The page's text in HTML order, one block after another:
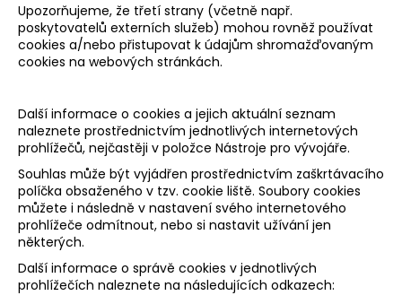
Upozorňujeme, že třetí strany (včetně např.
poskytovatelů externích služeb) mohou rovněž používat
cookies a/nebo přistupovat k údajům shromažďovaným
cookies na webových stránkách.
Další informace o cookies a jejich aktuální seznam
naleznete prostřednictvím jednotlivých internetových
prohlížečů, nejčastěji v položce Nástroje pro vývojáře.
Souhlas může být vyjádřen prostřednictvím zaškrtávacího
políčka obsaženého v tzv. cookie liště. Soubory cookies
můžete i následně v nastavení svého internetového
prohlížeče odmítnout, nebo si nastavit užívání jen
některých.
Další informace o správě cookies v jednotlivých
prohlížečích naleznete na následujících odkazech: